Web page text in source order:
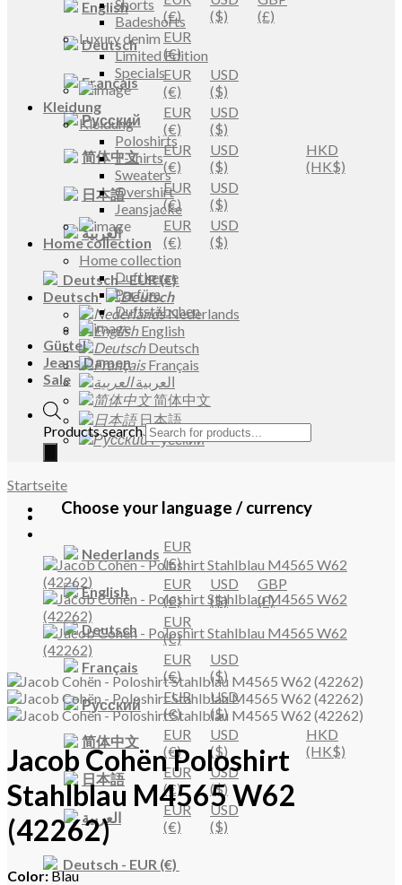
English
(€)
($)
(£)
Deutsch
EUR
(€)
Français
EUR
(€)
USD
($)
Русский
EUR
(€)
USD
($)
简体中文
EUR
(€)
USD
($)
HKD
(HK$)
日本語
EUR
(€)
USD
($)
العربية
EUR
(€)
USD
($)
Deutsch-EUR(€)
Deutsch
Nederlands
English
Deutsch
Français
العربية
简体中文
日本語
Русский
Choose your language / currency
Nederlands EUR
(€)
English
EUR
(€)
USD
($)
GBP
(£)
Deutsch
EUR
(€)
Français
EUR
(€)
USD
($)
Русский
EUR
(€)
USD
($)
简体中文
EUR
(€)
USD
($)
HKD
(HK$)
日本語
EUR
(€)
USD
($)
العربية
EUR
(€)
USD
($)
Deutsch - EUR (€)
Shorts
Badeshorts
Luxury denim
Limited Edition
Specials
Kleidung
Kleidung
Poloshirts
T-shirts
Sweaters
Overshirt
Jeansjacke
Home collection
Home collection
Duftkerze
Parfüm
Duftstäbchen
Gürtel
Jeans Damen
Sale
Products search
Startseite
Jacob CohënPoloshirt
Stahlblau M4565 W62
(42262)
Color:Blau